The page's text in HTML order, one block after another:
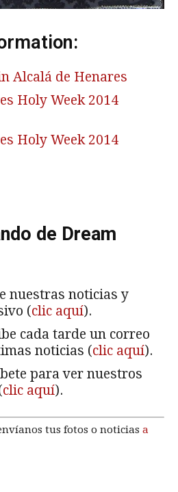
Alcalá de Henares
Holy Week 2014
Holy Week 2014
de Dream
nuestras noticias y
(clic aquí).
cada tarde un correo
noticias (clic aquí).
para ver nuestros
clic aquí).
tus fotos o noticias a